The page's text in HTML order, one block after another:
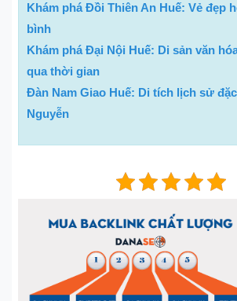
Khám phá Đồi Thiên An Huế: Vẻ đẹp
bình
Khám phá Đại Nội Huế: Di sản văn
qua thời gian
Đàn Nam Giao Huế: Di tích lịch sử
Nguyễn